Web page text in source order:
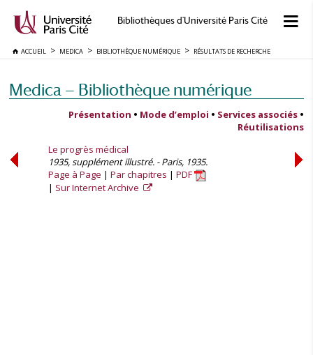
Bibliothèques d'Université Paris Cité
ACCUEIL MEDICA BIBLIOTHÈQUE NUMÉRIQUE RÉSULTATS DE RECHERCHE
Medica — Bibliothèque numérique
Présentation • Mode d’emploi • Services associés •
Réutilisations
Le progrès médical
1935, supplément illustré. - Paris, 1935.
Page à Page
Par chapitres
PDF
Sur Internet Archive